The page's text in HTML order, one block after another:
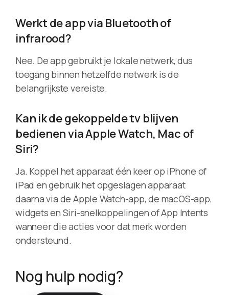
Werkt de app via Bluetooth of
infrarood?
Nee. De app gebruikt je lokale netwerk, dus
toegang binnen hetzelfde netwerk is de
belangrijkste vereiste.
Kan ik de gekoppelde tv blijven
bedienen via Apple Watch, Mac of
Siri?
Ja. Koppel het apparaat één keer op iPhone of
iPad en gebruik het opgeslagen apparaat
daarna via de Apple Watch-app, de macOS-app,
widgets en Siri-snelkoppelingen of App Intents
wanneer die acties voor dat merk worden
ondersteund.
Nog hulp nodig?